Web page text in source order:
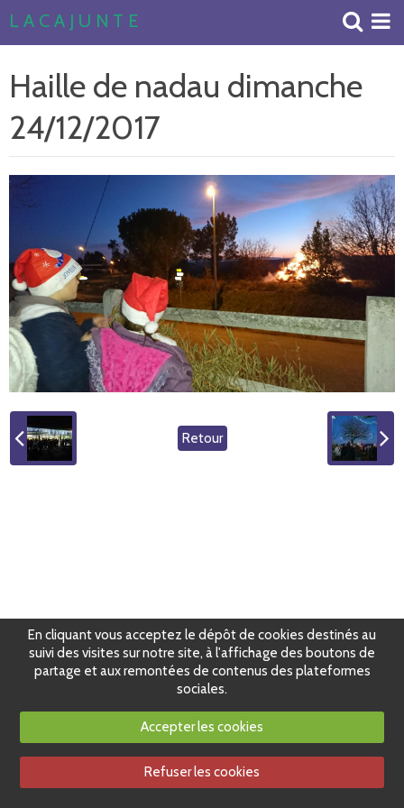
L A C A J U N T E
Accueil
Album Photos
Haille de nadau dimanche
24/12/2017
Retour
En cliquant vous acceptez le dépôt de cookies destinés au
suivi des visites sur notre site, à l'affichage des boutons de
partage et aux remontées de contenus des plateformes
sociales.
Accepter les cookies
Refuser les cookies